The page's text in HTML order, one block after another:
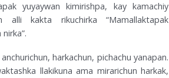
yuyaywan kimirishpa, kay kamachiy
alli kakta rikuchirka “Mamallaktapak
harkachun, pichachu yanapan.
llakikuna ama mirarichun harkak,